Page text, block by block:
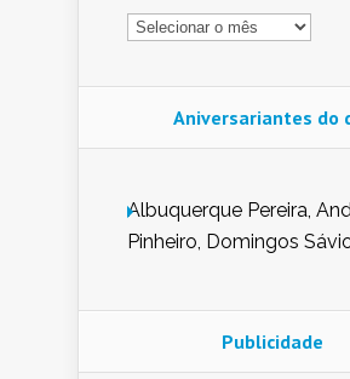
Arquivo
Aniversariantes do
Albuquerque Pereira,
Pinheiro, Domingos
Nunes de Sena, Fátima
Glória Pereira, Kátia
Publicidade